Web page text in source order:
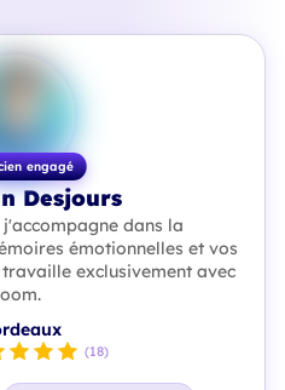
engagé
Desjours
dans la
émotionnelles et vos
exclusivement avec
(18)